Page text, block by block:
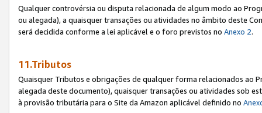
Qualquer controvérsia ou disputa relacionada de algum modo ao
ou alegada), a quaisquer transações ou atividades no âmbito deste
será decidida conforme a lei aplicável e o foro previstos no Anexo 2.
11.Tributos
Quaisquer Tributos e obrigações de qualquer forma relacionados ao
alegada deste documento), quaisquer transações ou atividades sob
à provisão tributária para o Site da Amazon aplicável definido no